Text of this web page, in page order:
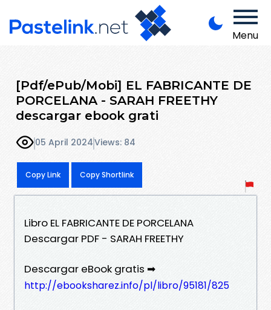
Menu
[Pdf/ePub/Mobi] EL FABRICANTE DE
PORCELANA - SARAH FREETHY
descargar ebook grati
05 April 2024Views: 84
Copy Link Copy Shortlink
Libro EL FABRICANTE DE PORCELANA
Descargar PDF - SARAH FREETHY
Descargar eBook gratis ➡
http://ebooksharez.info/pl/libro/95181/825